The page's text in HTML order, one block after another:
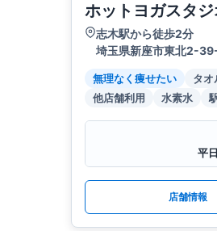
ホットヨガスタ
志木駅から徒歩2分
埼玉県新座市東北2-
無理なく痩せたい タオ
他店舗利用
水素水
平
店舗情報